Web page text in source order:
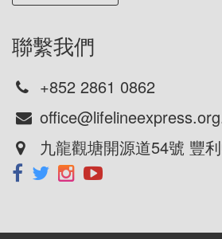
聯繫我們
+852 2861 0862
九龍觀塘開源道54號 豐